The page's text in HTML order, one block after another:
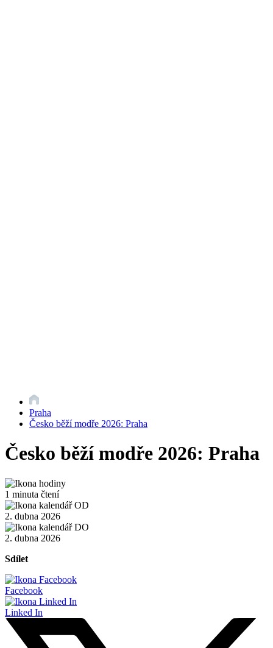
Praha
Česko běží modře 2026: Praha
Česko běží modře 2026: Praha
1 minuta čtení
2. dubna 2026
2. dubna 2026
Sdílet
Facebook
Linked In